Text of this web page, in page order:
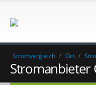
Stromvergleich / Ort /
Stromanbieter